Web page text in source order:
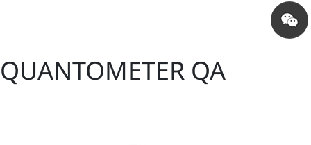
Share
on
wechat
QUANTOMETER QA